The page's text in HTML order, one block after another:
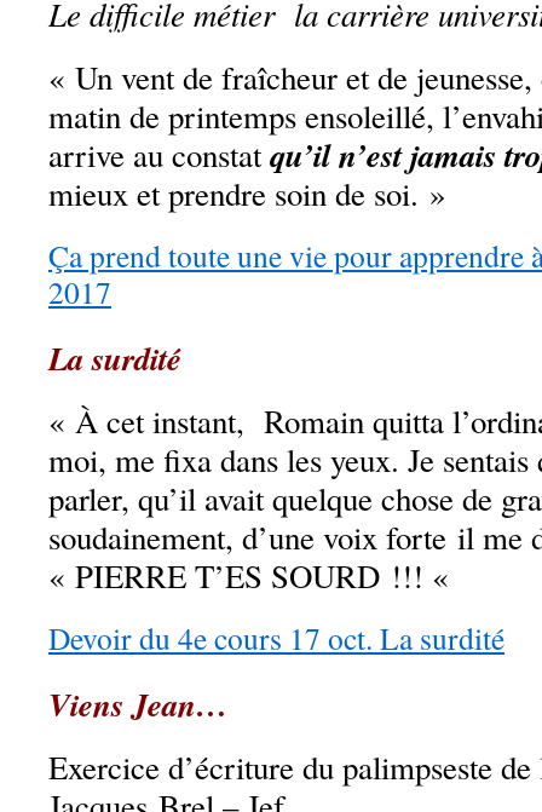
Le difficile métier la carrière
« Un vent de fraîcheur et de
matin de printemps ensoleillé,
arrive au constatqu’il n’est jamais
mieux et prendre soin de soi. »
Ça prend toute une vie pour apprendre
2017
La surdité
« À cet instant, Romain quitta
moi, me fixa dans les yeux. Je sentais
parler, qu’il avait quelque chose de
soudainement, d’une voix forte il me
« PIERRE T’ES SOURD !!! «
Devoir du 4e cours 17 oct. La surdité
Viens Jean…
Exercice d’écriture du palimpseste de